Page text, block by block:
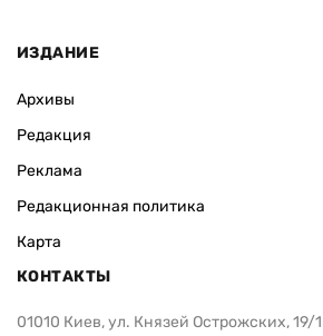
ИЗДАНИЕ
Архивы
Редакция
Реклама
Редакционная политика
Карта
КОНТАКТЫ
01010 Киев, ул. Князей Острожских, 19/1